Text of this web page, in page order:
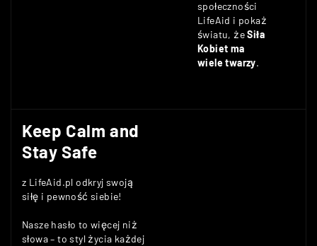
społeczności
LifeAid i pokaż
światu, żeSiła
Kobiet ma
wiele twarzy.
Keep Calm and
Stay Safe
z LifeAid.pl odkryj swoją
siłę i pewność siebie!
Nasze hasło to więcej niż
słowa – to styl życia każdej